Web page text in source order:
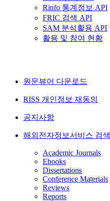
Rinfo 통계정보 API
FRIC 검색 API
SAM 분석활용 API
활용 및 참여 현황
원문뷰어 다운로드
RISS 개인정보 재동의
공지사항
해외전자정보서비스 검색
Academic Journals
Ebooks
Dissertations
Conference Materials
Reviews
Reports